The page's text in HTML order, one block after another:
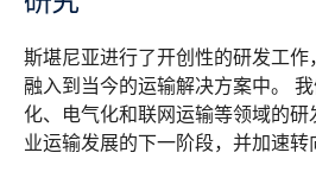
斯堪尼亚进行了开创性的研发工
融入到当今的运输解决方案中。
化、电气化和联网运输等领域的
业运输发展的下一阶段，并加速转